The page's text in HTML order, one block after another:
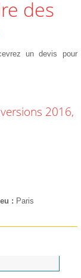
un devis pour
2016,
Paris